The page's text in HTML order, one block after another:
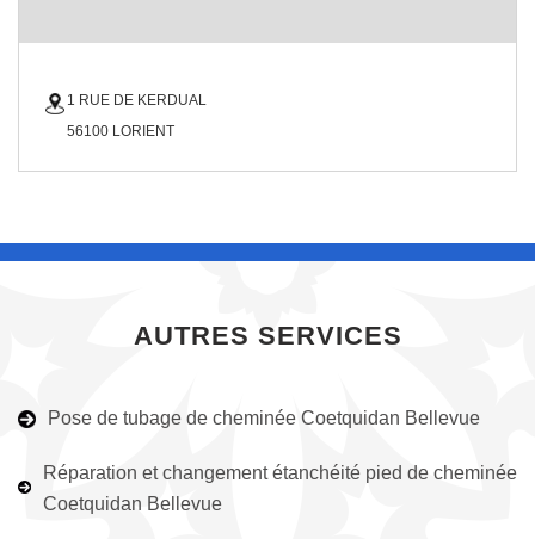
1 RUE DE KERDUAL
56100 LORIENT
AUTRES SERVICES
Pose de tubage de cheminée Coetquidan Bellevue
Réparation et changement étanchéité pied de cheminée
Coetquidan Bellevue